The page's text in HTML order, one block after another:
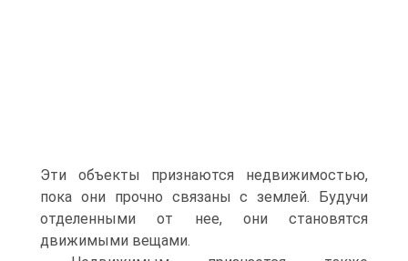
Эти объекты признаются недвижимостью,
пока они прочно связаны с землей. Будучи
отделенными от нее, они становятся
движимыми вещами.